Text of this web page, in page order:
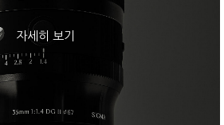
자세히 보기